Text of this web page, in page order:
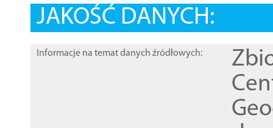
JAKOŚĆ DANYCH:
Informacje na temat danych źródłowych: